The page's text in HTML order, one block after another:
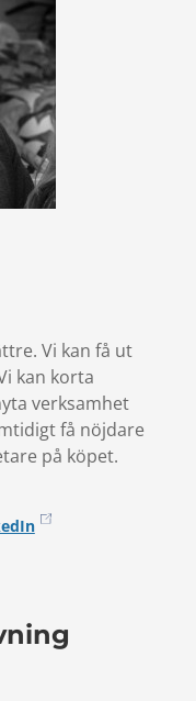
Vi kan få ut
kan korta
verksamhet
få nöjdare
på köpet.